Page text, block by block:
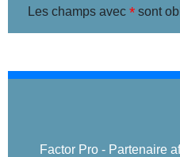
Les champs avec * sont
Factor Pro - Partenaire